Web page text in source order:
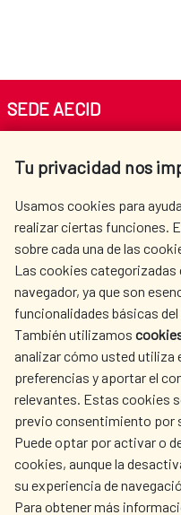
Tu privacidad nos
Usamos cookies para
realizar ciertas funciones.
sobre cada una de las
Las cookies categorizadas
navegador, ya que son
funcionalidades básicas
También utilizamos
analizar cómo usted utiliza
preferencias y aportar el
relevantes. Estas cookies
previo consentimiento por
Puede optar por activar o
cookies, aunque la
su experiencia de
Para obtener más
SEDE AECID
Tel. +34 900 20 30 54​​​​​​​
AECID
SPANISH HUMANITARIAN
ACTION
CULTURE AND SCIENCE
OUR SOCIAL MEDIA